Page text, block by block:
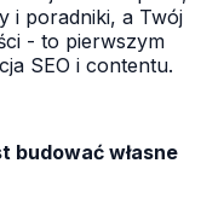
i poradniki, a Twój
- to pierwszym
SEO i contentu.
budować własne